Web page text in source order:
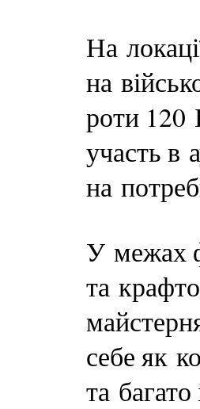
На
на
роти 120
участь в
на
У межах
та
себе як
та